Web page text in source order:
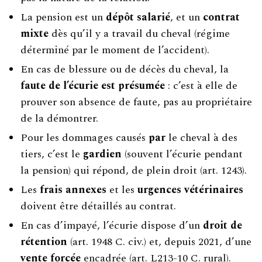
La pension est un dépôt salarié, et un contrat
mixte dès qu’il y a travail du cheval (régime
déterminé par le moment de l’accident).
En cas de blessure ou de décès du cheval, la
faute de l’écurie est présumée : c’est à elle de
prouver son absence de faute, pas au propriétaire
de la démontrer.
Pour les dommages causés par le cheval à des
tiers, c’est le gardien (souvent l’écurie pendant
la pension) qui répond, de plein droit (art. 1243).
Les frais annexes et les urgences vétérinaires
doivent être détaillés au contrat.
En cas d’impayé, l’écurie dispose d’un droit de
rétention (art. 1948 C. civ.) et, depuis 2021, d’une
vente forcée encadrée (art. L213-10 C. rural).